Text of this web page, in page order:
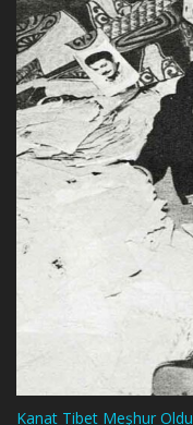
Kanat Tibet Meşhur Oldu